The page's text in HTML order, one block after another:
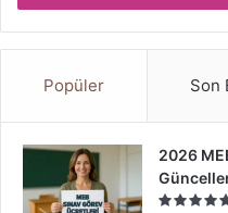
Popüler Son
2026